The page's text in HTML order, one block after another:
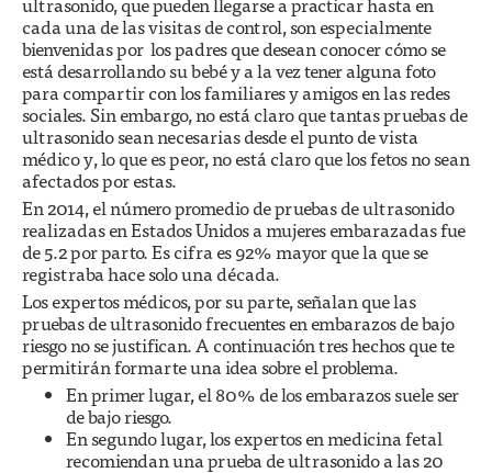
ultrasonido, que pueden llegarse a practicar hasta en
cada una de las visitas de control, son especialmente
bienvenidas por los padres que desean conocer cómo se
está desarrollando su bebé y a la vez tener alguna foto
para compartir con los familiares y amigos en las redes
sociales. Sin embargo, no está claro que tantas pruebas de
ultrasonido sean necesarias desde el punto de vista
médico y, lo que es peor, no está claro que los fetos no sean
afectados por estas.
En 2014, el número promedio de pruebas de ultrasonido
realizadas en Estados Unidos a mujeres embarazadas fue
de 5.2 por parto. Es cifra es 92% mayor que la que se
registraba hace solo una década.
Los expertos médicos, por su parte, señalan que las
pruebas de ultrasonido frecuentes en embarazos de bajo
riesgo no se justifican. A continuación tres hechos que te
permitirán formarte una idea sobre el problema.
En primer lugar, el 80% de los embarazos suele ser
de bajo riesgo.
En segundo lugar, los expertos en medicina fetal
recomiendan una prueba de ultrasonido a las 20